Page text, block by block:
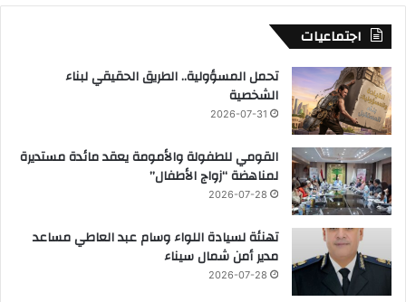
اجتماعيات
تحمل المسؤولية.. الطريق الحقيقي لبناء
الشخصية
2026-07-31
القومي للطفولة والأمومة يعقد مائدة مستديرة
لمناهضة “زواج الأطفال”
2026-07-28
تهنئة لسيادة اللواء وسام عبد العاطي مساعد
مدير أمن شمال سيناء
2026-07-28